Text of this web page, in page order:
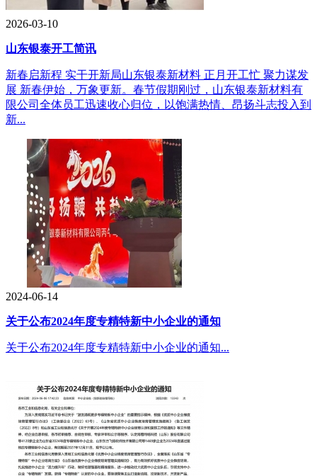
2026-03-10
山东银泰开工简讯
新春启新程 实干开新局山东银泰新材料 正月开工忙 聚力谋发
展 新春伊始，万象更新。春节假期刚过，山东银泰新材料有
限公司全体员工迅速收心归位，以饱满热情、昂扬斗志投入到
新...
2024-06-14
关于公布2024年度专精特新中小企业的通知
关于公布2024年度专精特新中小企业的通知...